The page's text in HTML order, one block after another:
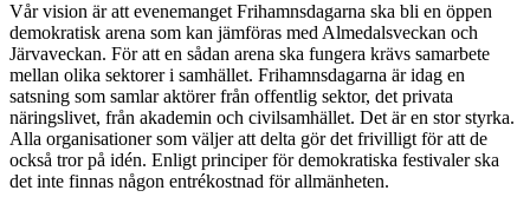
Vår vision är att evenemanget Frihamnsdagarna ska bli en öppen
demokratisk arena som kan jämföras med Almedalsveckan och
Järvaveckan. För att en sådan arena ska fungera krävs samarbete
mellan olika sektorer i samhället. Frihamnsdagarna är idag en
satsning som samlar aktörer från offentlig sektor, det privata
näringslivet, från akademin och civilsamhället. Det är en stor styrka.
Alla organisationer som väljer att delta gör det frivilligt för att de
också tror på idén. Enligt principer för demokratiska festivaler ska
det inte finnas någon entrékostnad för allmänheten.